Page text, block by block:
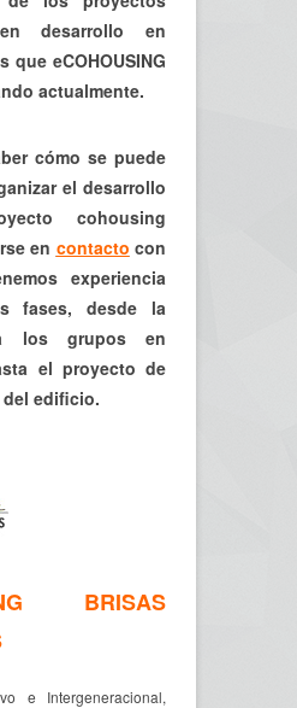
desarrollo en
que eCOHOUSING
actualmente.
cómo se puede
el desarrollo
cohousing
en contacto con
experiencia
fases, desde la
los grupos en
el proyecto de
edificio.
BRISAS
e Intergeneracional,